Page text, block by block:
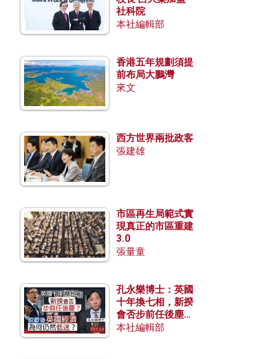
社科院
本社編輯部
香港五年規劃須提
前布局大鵬灣
來文
西方世界兩批政客
張建雄
市區再生局範式實
現真正的市區重建
3.0
張量童
孔永樂博士：英國
十年換七相，新揆
會否步前任後塵？
脫歐後英國經濟為
本社編輯部